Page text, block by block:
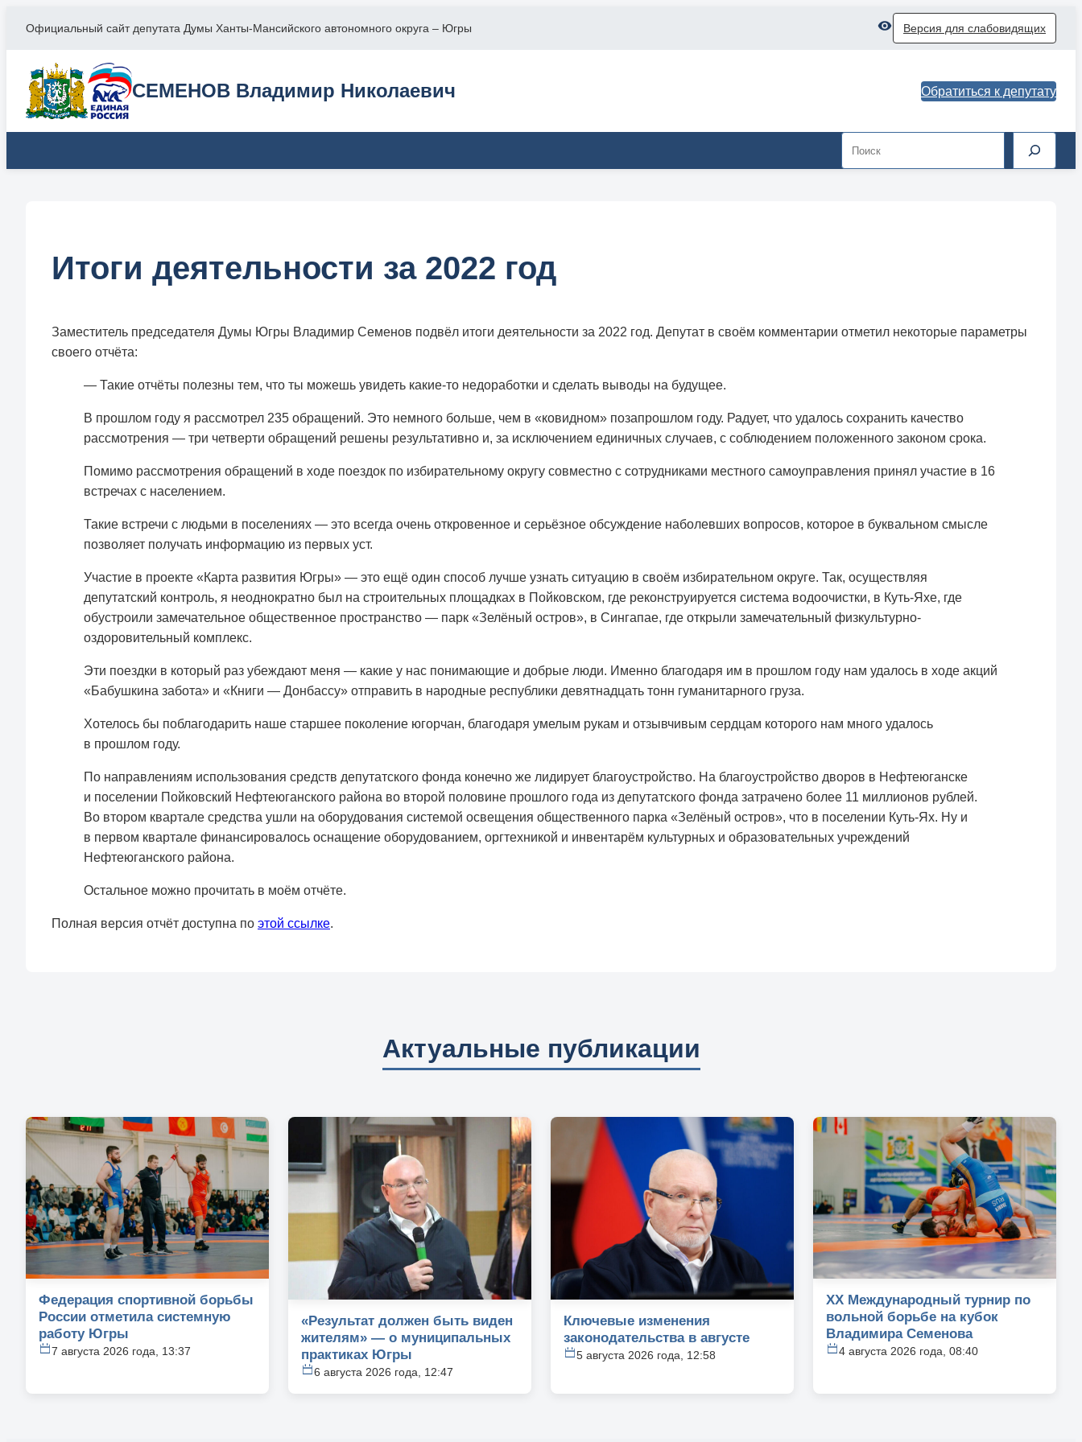
Официальный сайт депутата Думы Ханты-Мансийского автономного округа – Югры Версия для слабовидящих
СЕМЕНОВ Владимир Николаевич Обратиться к депутату
Итоги деятельности за 2022 год
Заместитель председателя Думы Югры Владимир Семенов подвёл итоги деятельности за 2022 год. Депутат в своём комментарии отметил некоторые параметры
своего отчёта:
— Такие отчёты полезны тем, что ты можешь увидеть какие‑то недоработки и сделать выводы на будущее.
В прошлом году я рассмотрел 235 обращений. Это немного больше, чем в «ковидном» позапрошлом году. Радует, что удалось сохранить качество
рассмотрения — три четверти обращений решены результативно и, за исключением единичных случаев, с соблюдением положенного законом срока.
Помимо рассмотрения обращений в ходе поездок по избирательному округу совместно с сотрудниками местного самоуправления принял участие в 16
встречах с населением.
Такие встречи с людьми в поселениях — это всегда очень откровенное и серьёзное обсуждение наболевших вопросов, которое в буквальном смысле
позволяет получать информацию из первых уст.
Участие в проекте «Карта развития Югры» — это ещё один способ лучше узнать ситуацию в своём избирательном округе. Так, осуществляя
депутатский контроль, я неоднократно был на строительных площадках в Пойковском, где реконструируется система водоочистки, в Куть-Яхе, где
обустроили замечательное общественное пространство — парк «Зелёный остров», в Сингапае, где открыли замечательный физкультурно-
оздоровительный комплекс.
Эти поездки в который раз убеждают меня — какие у нас понимающие и добрые люди. Именно благодаря им в прошлом году нам удалось в ходе акций
«Бабушкина забота» и «Книги — Донбассу» отправить в народные республики девятнадцать тонн гуманитарного груза.
Хотелось бы поблагодарить наше старшее поколение югорчан, благодаря умелым рукам и отзывчивым сердцам которого нам много удалось
в прошлом году.
По направлениям использования средств депутатского фонда конечно же лидирует благоустройство. На благоустройство дворов в Нефтеюганске
и поселении Пойковский Нефтеюганского района во второй половине прошлого года из депутатского фонда затрачено более 11 миллионов рублей.
Во втором квартале средства ушли на оборудования системой освещения общественного парка «Зелёный остров», что в поселении Куть-Ях. Ну и
в первом квартале финансировалось оснащение оборудованием, оргтехникой и инвентарём культурных и образовательных учреждений
Нефтеюганского района.
Остальное можно прочитать в моём отчёте.
Полная версия отчёт доступна по этой ссылке.
Актуальные публикации
Федерация спортивной борьбы
России отметила системную
работу Югры
7 августа 2026 года, 13:37
«Результат должен быть виден
жителям» — о муниципальных
практиках Югры
6 августа 2026 года, 12:47
Ключевые изменения
законодательства в августе
5 августа 2026 года, 12:58
XX Международный турнир по
вольной борьбе на кубок
Владимира Семенова
4 августа 2026 года, 08:40